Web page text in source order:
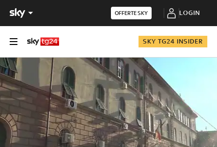
OFFERTE SKY LOGIN
SKY TG24 INSIDER